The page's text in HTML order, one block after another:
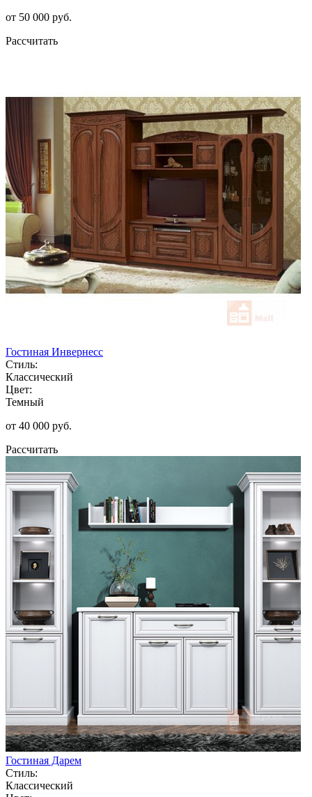
от 50 000 руб.
Рассчитать
Гостиная Инвернесс
Стиль:
Классический
Цвет:
Темный
от 40 000 руб.
Рассчитать
Гостиная Дарем
Стиль:
Классический